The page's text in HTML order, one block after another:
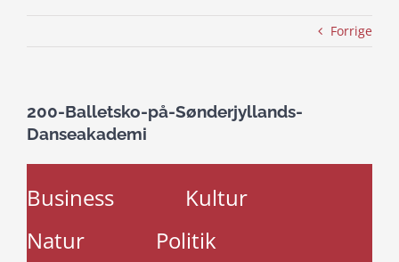
Forrige
200-Balletsko-på-Sønderjyllands-
Danseakademi
Business
Kultur
Natur
Politik